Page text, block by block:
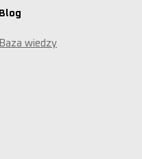
Blog
Baza wiedzy